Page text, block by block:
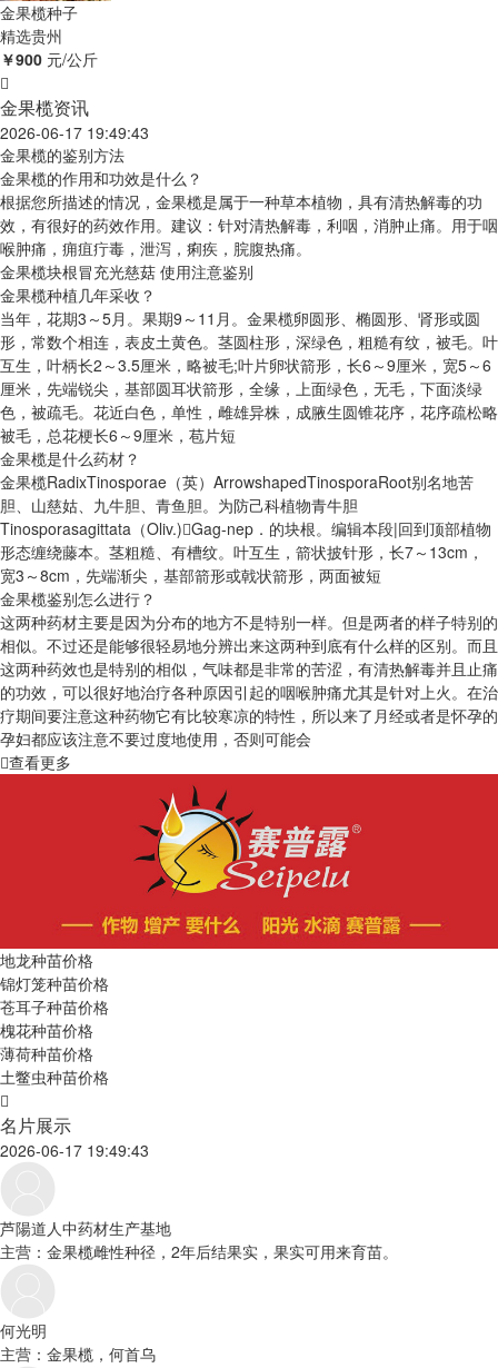
金果榄种子
精选贵州
￥900 元/公斤
金果榄资讯
2026-06-17 19:49:43
金果榄的鉴别方法
金果榄的作用和功效是什么？
根据您所描述的情况，金果榄是属于一种草本植物，具有清热解毒的功
效，有很好的药效作用。建议：针对清热解毒，利咽，消肿止痛。用于咽
喉肿痛，痈疽疔毒，泄泻，痢疾，脘腹热痛。
金果榄块根冒充光慈菇 使用注意鉴别
金果榄种植几年采收？
当年，花期3～5月。果期9～11月。金果榄卵圆形、椭圆形、肾形或圆
形，常数个相连，表皮土黄色。茎圆柱形，深绿色，粗糙有纹，被毛。叶
互生，叶柄长2～3.5厘米，略被毛;叶片卵状箭形，长6～9厘米，宽5～6
厘米，先端锐尖，基部圆耳状箭形，全缘，上面绿色，无毛，下面淡绿
色，被疏毛。花近白色，单性，雌雄异株，成腋生圆锥花序，花序疏松略
被毛，总花梗长6～9厘米，苞片短
金果榄是什么药材？
金果榄RadixTinosporae（英）ArrowshapedTinosporaRoot别名地苦
胆、山慈姑、九牛胆、青鱼胆。为防己科植物青牛胆
Tinosporasagittata（Oliv.)Gag-nep．的块根。编辑本段|回到顶部植物
形态缠绕藤本。茎粗糙、有槽纹。叶互生，箭状披针形，长7～13cm，
宽3～8cm，先端渐尖，基部箭形或戟状箭形，两面被短
金果榄鉴别怎么进行？
这两种药材主要是因为分布的地方不是特别一样。但是两者的样子特别的
相似。不过还是能够很轻易地分辨出来这两种到底有什么样的区别。而且
这两种药效也是特别的相似，气味都是非常的苦涩，有清热解毒并且止痛
的功效，可以很好地治疗各种原因引起的咽喉肿痛尤其是针对上火。在治
疗期间要注意这种药物它有比较寒凉的特性，所以来了月经或者是怀孕的
孕妇都应该注意不要过度地使用，否则可能会
查看更多
地龙种苗价格
锦灯笼种苗价格
苍耳子种苗价格
槐花种苗价格
薄荷种苗价格
土鳖虫种苗价格
名片展示
2026-06-17 19:49:43
芦陽道人中药材生产基地
主营：金果榄雌性种径，2年后结果实，果实可用来育苗。
何光明
主营：金果榄，何首乌